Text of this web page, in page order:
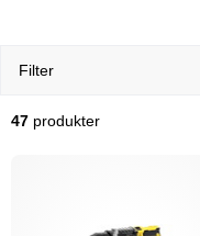
Filter
47 produkter